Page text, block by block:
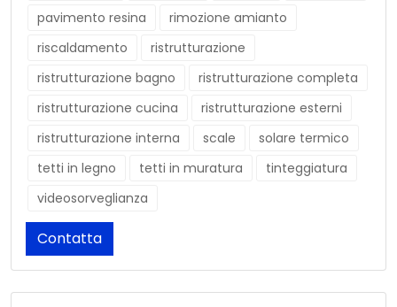
pavimento resina
rimozione amianto
riscaldamento
ristrutturazione
ristrutturazione bagno
ristrutturazione completa
ristrutturazione cucina
ristrutturazione esterni
ristrutturazione interna
scale
solare termico
tetti in legno
tetti in muratura
tinteggiatura
videosorveglianza
Contatta